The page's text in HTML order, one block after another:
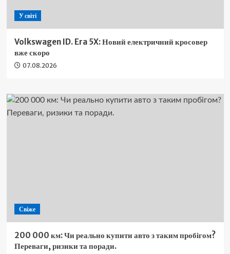
У світі
Volkswagen ID. Era 5X: Новий електричний кросовер
вже скоро
07.08.2026
Свіже
200 000 км: Чи реально купити авто з таким пробігом?
Переваги, ризики та поради.